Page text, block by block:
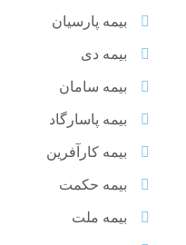
بیمه پارسیان
بیمه دی
بیمه سامان
بیمه پاسارگاد
بیمه کارآفرین
بیمه حکمت
بیمه ملت